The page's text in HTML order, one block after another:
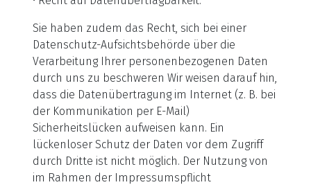
Sie haben zudem das Recht, sich bei einer
Datenschutz-Aufsichtsbehörde über die
Verarbeitung Ihrer personenbezogenen Daten
durch uns zu beschweren Wir weisen darauf hin,
dass die Datenübertragung im Internet (z. B. bei
der Kommunikation per E-Mail)
Sicherheitslücken aufweisen kann. Ein
lückenloser Schutz der Daten vor dem Zugriff
durch Dritte ist nicht möglich. Der Nutzung von
im Rahmen der Impressumspflicht